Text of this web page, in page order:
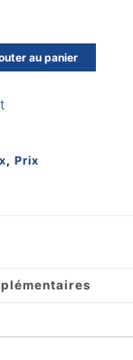
au panier
, Prix